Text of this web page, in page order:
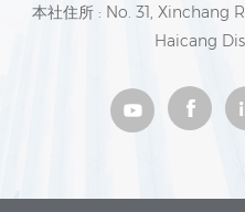
本社住所 : No. 31, Xinchang
Haicang